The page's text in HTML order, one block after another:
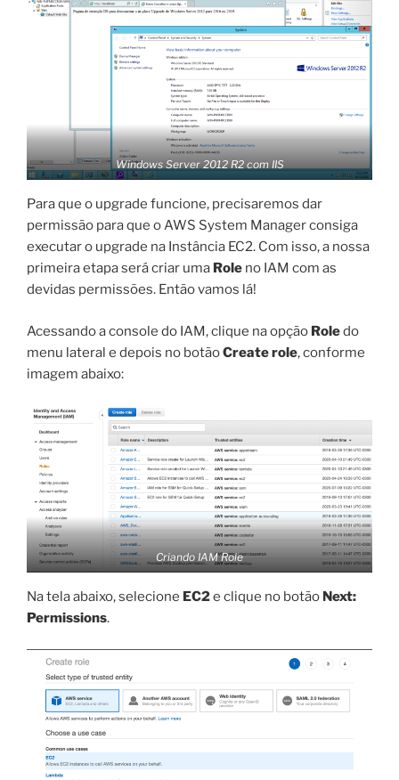
Windows Server 2012 R2 com IIS
Para que o upgrade funcione, precisaremos dar
permissão para que o AWS System Manager consiga
executar o upgrade na Instância EC2. Com isso, a nossa
primeira etapa será criar uma Role no IAM com as
devidas permissões. Então vamos lá!
Acessando a console do IAM, clique na opção Roledo
menu lateral e depois no botãoCreate role, conforme
imagem abaixo:
Criando IAM Role
Na tela abaixo, selecione EC2e clique no botão Next:
Permissions.